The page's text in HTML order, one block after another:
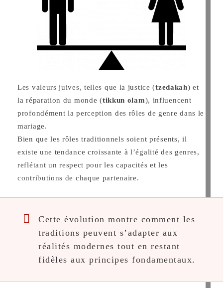
Les valeurs juives, telles que la justice (tzedakah) et
la réparation du monde (tikkun olam), influencent
profondément la perception des rôles de genre dans le
mariage.
Bien que les rôles traditionnels soient présents, il
existe une tendance croissante à l’égalité des genres,
reflétant un respect pour les capacités et les
contributions de chaque partenaire.
Cette évolution montre comment les
traditions peuvent s’adapter aux
réalités modernes tout en restant
fidèles aux principes fondamentaux.